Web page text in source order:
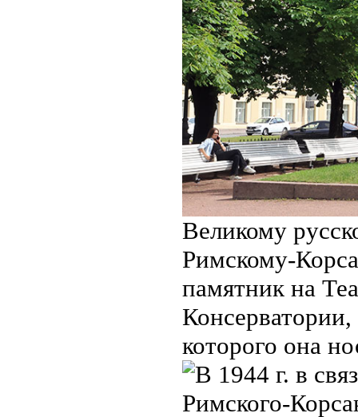
Великому
Римскому-
памятник на
которого она